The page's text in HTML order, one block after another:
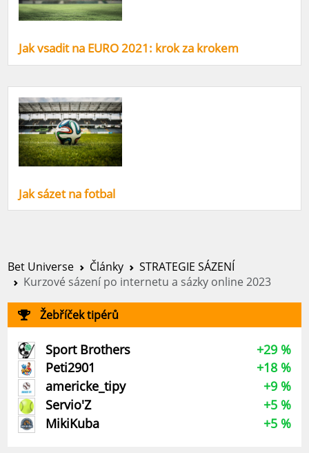
Jak vsadit na EURO 2021: krok za krokem
Jak sázet na fotbal
Bet Universe Články
STRATEGIE SÁZENÍ
Kurzové sázení po internetu a sázky online 2023
Žebříček tipérů
Sport Brothers
+29 %
Peti2901
+18 %
americke_tipy
+9 %
Servio'Z
+5 %
MikiKuba
+5 %